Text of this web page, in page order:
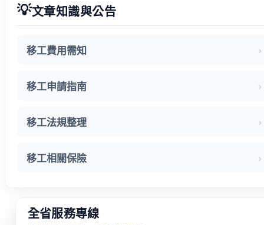
💡文章知識與公告
移工費用需知
移工申請指南
移工法規整理
移工相關保險
全省服務專線